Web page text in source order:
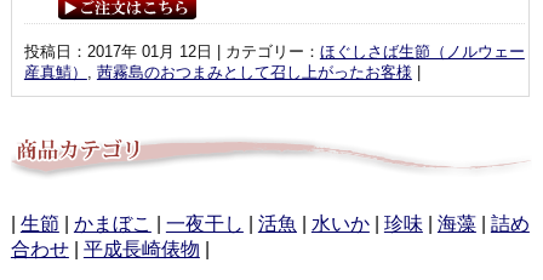
投稿日：2017年 01月 12日 | カテゴリー： ほぐしさば生節（ノルウェー
産真鯖） , 茜霧島のおつまみとして召し上がったお客様
生節 かまぼこ 一夜干し 活魚 水いか| 珍味 海藻| 詰め
合わせ| 平成長崎俵物